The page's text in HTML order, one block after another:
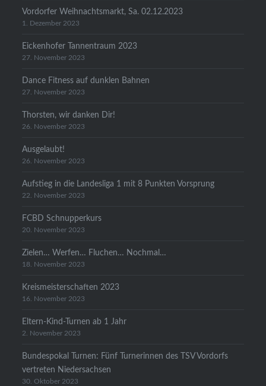
Vordorfer Weihnachtsmarkt, Sa. 02.12.2023
1. Dezember 2023
Eickenhofer Tannentraum 2023
27. November 2023
Dance Fitness auf dunklen Bahnen
27. November 2023
Thorsten, wir danken Dir!
26. November 2023
Ausgelaubt!
26. November 2023
Aufstieg in die Landesliga 1 mit 8 Punkten Vorsprung
22. November 2023
FCBD Schnupperkurs
20. November 2023
Zielen… Werfen… Fluchen… Nochmal…
18. November 2023
Kreismeisterschaften 2023
16. November 2023
Eltern-Kind-Turnen ab 1 Jahr
2. November 2023
Bundespokal Turnen: Fünf Turnerinnen des TSV Vordorfs
vertreten Niedersachsen
30. Oktober 2023